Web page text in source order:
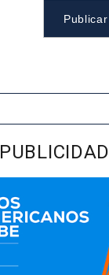
PUBLICIDAD